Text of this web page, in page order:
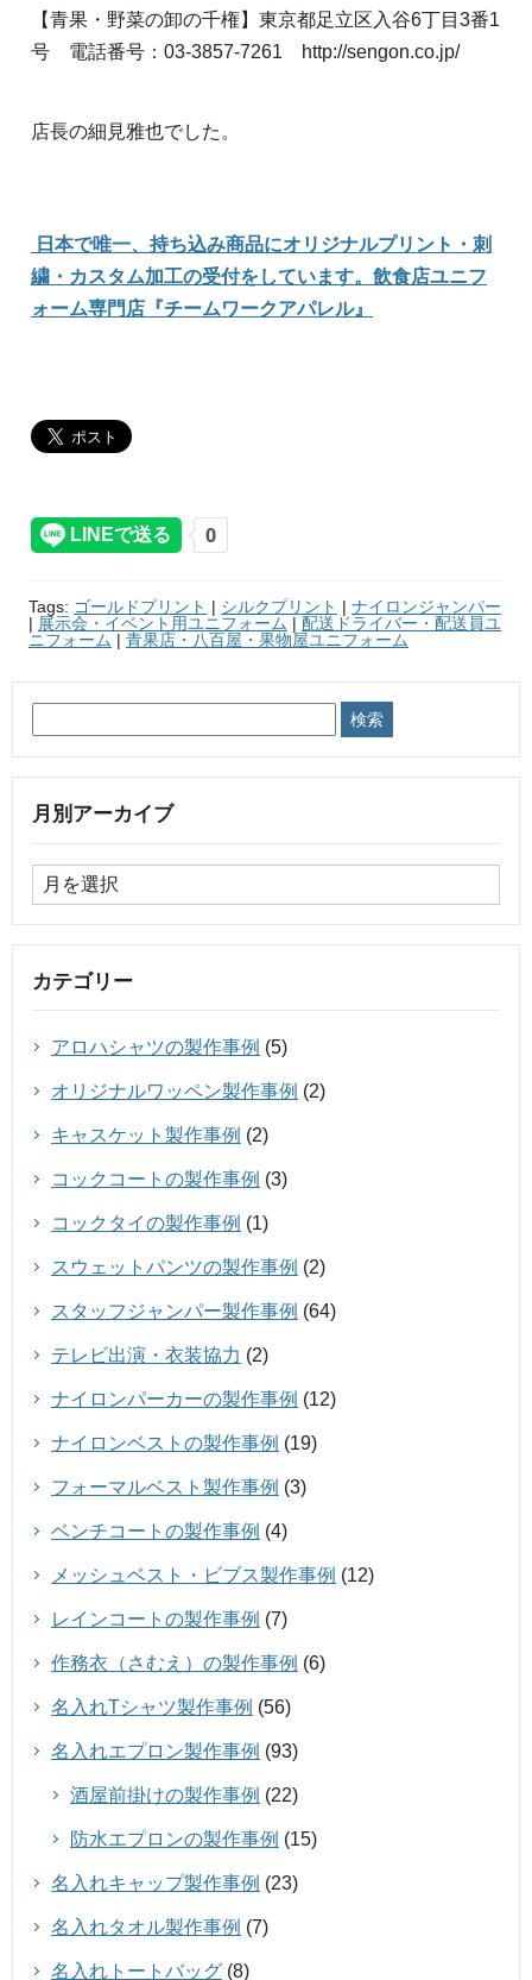
【青果・野菜の卸の千権】東京都足立区入谷6丁目3番1
号 電話番号：03-3857-7261 http://sengon.co.jp/
店長の細見雅也でした。
日本で唯一、持ち込み商品にオリジナルプリント・刺
繍・カスタム加工の受付をしています。飲食店ユニフ
ォーム専門店『チームワークアパレル』
Tags: ゴールドプリント | シルクプリント | ナイロンジャンパー
| 展示会・イベント用ユニフォーム | 配送ドライバー・配送員ユ
ニフォーム | 青果店・八百屋・果物屋ユニフォーム
月別アーカイブ
カテゴリー
アロハシャツの製作事例 (5)
オリジナルワッペン製作事例 (2)
キャスケット製作事例 (2)
コックコートの製作事例 (3)
コックタイの製作事例 (1)
スウェットパンツの製作事例 (2)
スタッフジャンパー製作事例 (64)
テレビ出演・衣装協力 (2)
ナイロンパーカーの製作事例 (12)
ナイロンベストの製作事例 (19)
フォーマルベスト製作事例 (3)
ベンチコートの製作事例 (4)
メッシュベスト・ビブス製作事例 (12)
レインコートの製作事例 (7)
作務衣（さむえ）の製作事例 (6)
名入れTシャツ製作事例 (56)
名入れエプロン製作事例 (93)
酒屋前掛けの製作事例 (22)
防水エプロンの製作事例 (15)
名入れキャップ製作事例 (23)
名入れタオル製作事例 (7)
名入れトートバッグ (8)